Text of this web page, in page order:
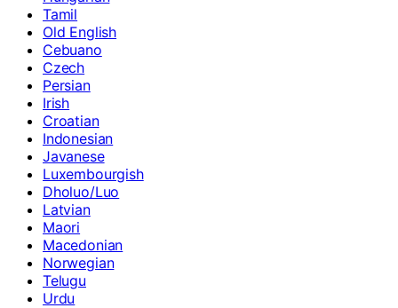
Tamil
Old English
Cebuano
Czech
Persian
Irish
Croatian
Indonesian
Javanese
Luxembourgish
Dholuo/Luo
Latvian
Maori
Macedonian
Norwegian
Telugu
Urdu